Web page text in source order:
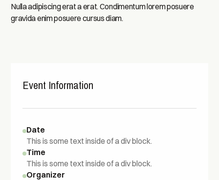
Nulla adipiscing erat a erat. Condimentum lorem posuere
gravida enim posuere cursus diam.
Event Information
Date
This is some text inside of a div block.
Time
This is some text inside of a div block.
Organizer